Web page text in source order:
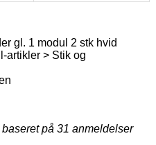
gl. 1 modul 2 stk hvid
artikler > Stik og
på 31 anmeldelser